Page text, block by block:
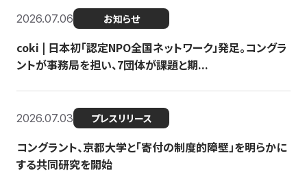
2026.07.06 お知らせ
coki | 日本初「認定NPO全国ネットワーク」発足。コングラ
ントが事務局を担い、7団体が課題と期...
2026.07.03 プレスリリース
コングラント、京都大学と「寄付の制度的障壁」を明らかに
する共同研究を開始